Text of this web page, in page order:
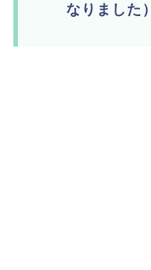
なりました）